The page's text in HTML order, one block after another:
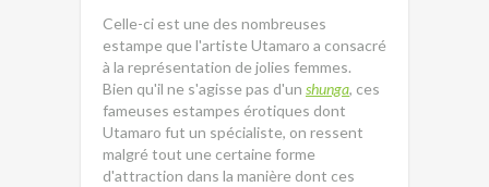
Celle-ci est une des nombreuses
estampe que l'artiste Utamaro a consacré
à la représentation de jolies femmes.
Bien qu'il ne s'agisse pas d'un shunga, ces
fameuses estampes érotiques dont
Utamaro fut un spécialiste, on ressent
malgré tout une certaine forme
d'attraction dans la manière dont ces